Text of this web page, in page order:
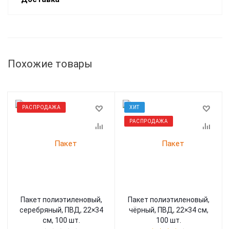
Похожие товары
РАСПРОДАЖА
Пакет полиэтиленовый,
серебряный, ПВД, 22×34
см, 100 шт.
ХИТ
РАСПРОДАЖА
Пакет полиэтиленовый,
чёрный, ПВД, 22×34 см,
100 шт.